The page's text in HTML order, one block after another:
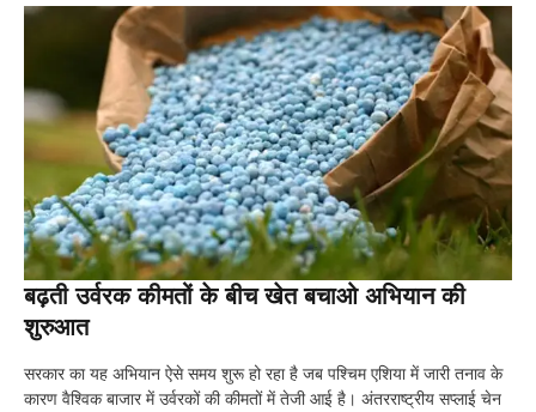
बढ़ती उर्वरक कीमतों के बीच खेत बचाओ अभियान की
शुरुआत
सरकार का यह अभियान ऐसे समय शुरू हो रहा है जब पश्चिम एशिया में जारी तनाव के
कारण वैश्विक बाजार में उर्वरकों की कीमतों में तेजी आई है। अंतरराष्ट्रीय सप्लाई चेन